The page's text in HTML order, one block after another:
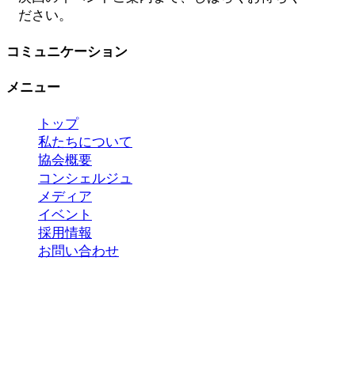
ださい。
コミュニケーション
メニュー
トップ
私たちについて
協会概要
コンシェルジュ
メディア
イベント
採用情報
お問い合わせ